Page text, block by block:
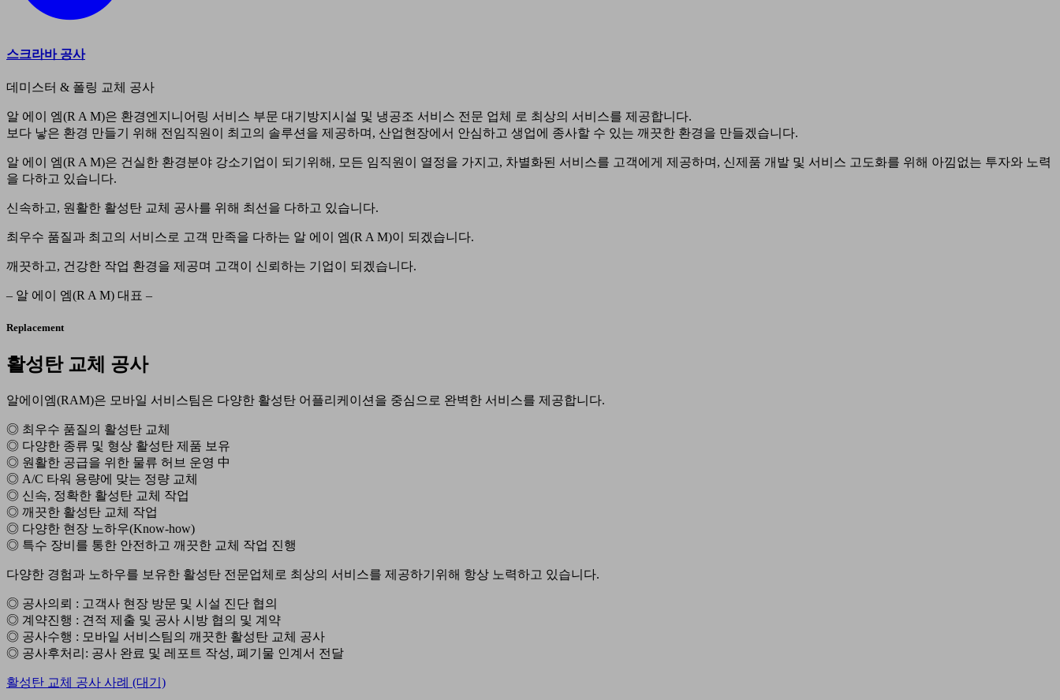
스크라바 공사
데미스터 & 폴링 교체 공사
알 에이 엠(R A M)은 환경엔지니어링 서비스 부문 대기방지시설 및 냉공조 서비스 전문 업체 로 최상의 서비스를 제공합니다.
보다 낳은 환경 만들기 위해 전임직원이 최고의 솔루션을 제공하며, 산업현장에서 안심하고 생업에 종사할 수 있는 깨끗한 환경을 만들겠습니다.
알 에이 엠(R A M)은 건실한 환경분야 강소기업이 되기위해, 모든 임직원이 열정을 가지고, 차별화된 서비스를 고객에게 제공하며, 신제품 개발 및 서비스 고도화를 위해 아낌없는 투자와 노력
을 다하고 있습니다.
신속하고, 원활한 활성탄 교체 공사를 위해 최선을 다하고 있습니다.
최우수 품질과 최고의 서비스로 고객 만족을 다하는 알 에이 엠(R A M)이 되겠습니다.
깨끗하고, 건강한 작업 환경을 제공며 고객이 신뢰하는 기업이 되겠습니다.
– 알 에이 엠(R A M) 대표 –
Replacement
활성탄 교체 공사
알에이엠(RAM)은 모바일 서비스팀은 다양한 활성탄 어플리케이션을 중심으로 완벽한 서비스를 제공합니다.
◎ 최우수 품질의 활성탄 교체
◎ 다양한 종류 및 형상 활성탄 제품 보유
◎ 원활한 공급을 위한 물류 허브 운영 中
◎ A/C 타워 용량에 맞는 정량 교체
◎ 신속, 정확한 활성탄 교체 작업
◎ 깨끗한 활성탄 교체 작업
◎ 다양한 현장 노하우(Know-how)
◎ 특수 장비를 통한 안전하고 깨끗한 교체 작업 진행
다양한 경험과 노하우를 보유한 활성탄 전문업체로 최상의 서비스를 제공하기위해 항상 노력하고 있습니다.
◎ 공사의뢰 : 고객사 현장 방문 및 시설 진단 협의
◎ 계약진행 : 견적 제출 및 공사 시방 협의 및 계약
◎ 공사수행 : 모바일 서비스팀의 깨끗한 활성탄 교체 공사
◎ 공사후처리: 공사 완료 및 레포트 작성, 폐기물 인계서 전달
활성탄 교체 공사 사례 (대기)